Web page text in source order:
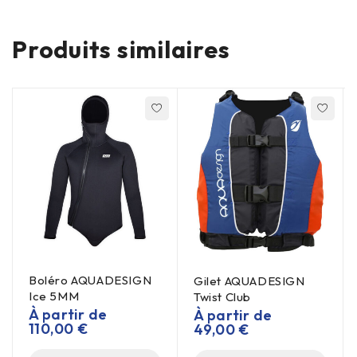
Produits similaires
Boléro AQUADESIGN
Ice 5MM
À partir de
110,00 €
Gilet AQUADESIGN
Twist Club
À partir de
49,00€